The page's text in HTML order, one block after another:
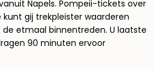
Napels. Pompeii-tickets over
gij trekpleister waarderen
etmaal binnentreden. U laatste
90 minuten ervoor